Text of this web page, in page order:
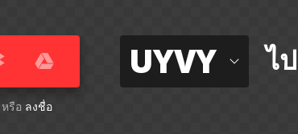
รือ ลงชื่อ
UYVY ไ